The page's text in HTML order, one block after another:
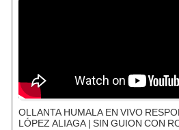
OLLANTA HUMALA EN VIVO
LÓPEZ ALIAGA | SIN GUION CON